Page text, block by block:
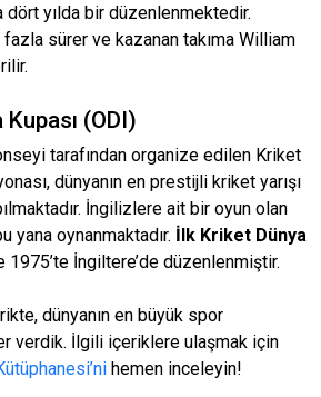
dört yılda bir düzenlenmektedir.
sürer ve kazanan takıma William
(ODI)
tarafından organize edilen Kriket
dünyanın en prestijli kriket yarışı
İngilizlere ait bir oyun olan
yana oynanmaktadır. İlk Kriket Dünya
1975’te İngiltere’de düzenlenmiştir.
dünyanın en büyük spor
verdik. İlgili içeriklere ulaşmak için
hemen inceleyin!